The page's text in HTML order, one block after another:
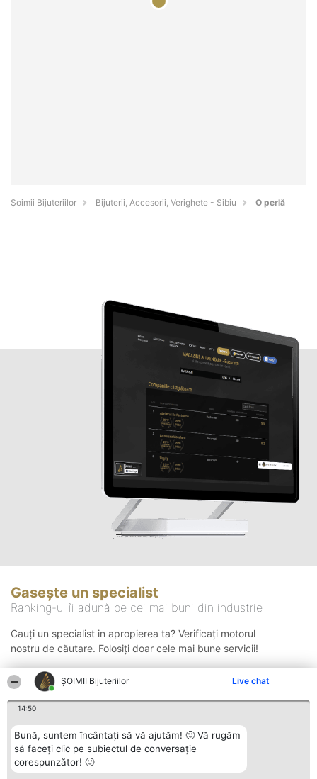
ŞOIMII Bijuteriilor Live chat
14:50
Bună, suntem încântați să vă ajutăm! 🙂 Vă rugăm
să faceți clic pe subiectul de conversație
corespunzător! 🙂
Şoimii Bijuteriilor Bijuterii, Accesorii, Verighete - Sibiu O perlă
Gasește un specialist
Ranking-ul îi adună pe cei mai buni din industrie
Cauți un specialist in apropierea ta? Verificați motorul
nostru de căutare. Folosiți doar cele mai bune servicii!